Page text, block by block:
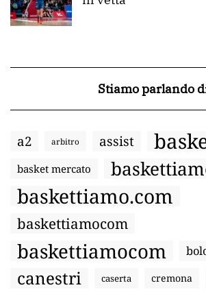
Stiamo parlando
a2 arbitro assist
basket mercato
baskettiamo.com
baskettiamocom
baskettiamocom
canestri caserta cremona